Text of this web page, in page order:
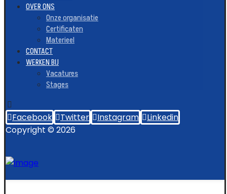
OVER ONS
Onze organisatie
Certificaten
Materieel
CONTACT
WERKEN BIJ
Vacatures
Stages
Facebook Twitter Instagram
Linkedin
Copyright © 2026